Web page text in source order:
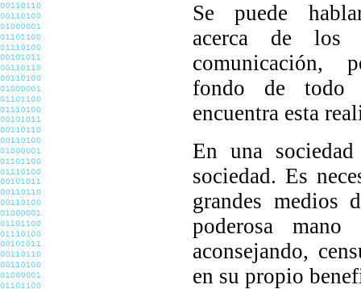
Se puede
acerca de los
comunicación,
fondo de todo
encuentra esta
En una
sociedad. Es
grandes medios
poderosa
aconsejando,
en su propio